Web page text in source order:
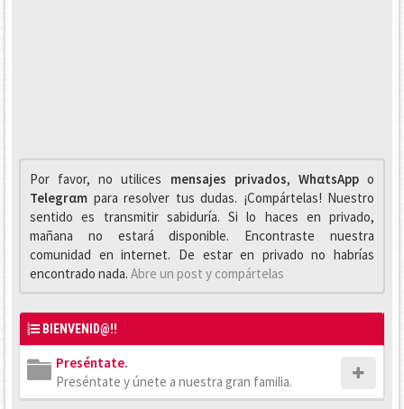
Por favor, no utilices mensajes privados, WhαtsAppo
Telegrαm para resolver tus dudas. ¡Compártelas! Nuestro
sentido es transmitir sabiduría. Si lo haces en privado,
mañana no estará disponible. Encontraste nuestra
comunidad en internet. De estar en privado no habrías
encontrado nada. Abre un post y compártelas
BIENVENID@!!
Preséntate.
Preséntate y únete a nuestra gran familia.